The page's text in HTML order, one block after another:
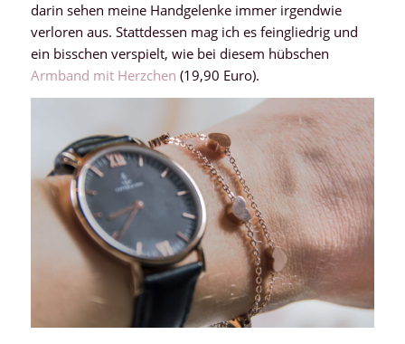
darin sehen meine Handgelenke immer irgendwie
verloren aus. Stattdessen mag ich es feingliedrig und
ein bisschen verspielt, wie bei diesem hübschen
Armband mit Herzchen (19,90 Euro).